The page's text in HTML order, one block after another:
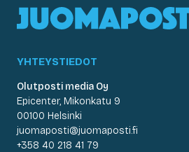
YHTEYSTIEDOT
Olutposti media Oy
Epicenter, Mikonkatu 9
00100 Helsinki
juomaposti@juomaposti.fi
+358 40 218 41 79